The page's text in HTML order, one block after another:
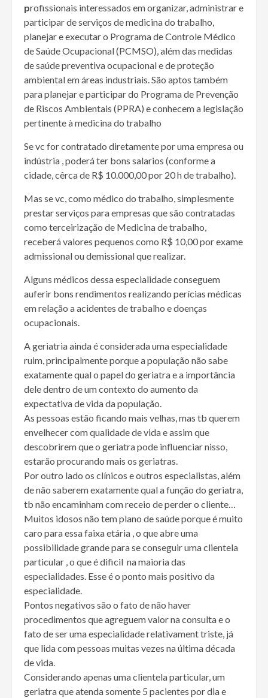
profissionais interessados em organizar, administrar e
participar de serviços de medicina do trabalho,
planejar e executar o Programa de Controle Médico
de Saúde Ocupacional (PCMSO), além das medidas
de saúde preventiva ocupacional e de proteção
ambiental em áreas industriais. São aptos também
para planejar e participar do Programa de Prevenção
de Riscos Ambientais (PPRA) e conhecem a legislação
pertinente à medicina do trabalho
Se vc for contratado diretamente por uma empresa ou
indústria , poderá ter bons salarios (conforme a
cidade, cêrca de R$ 10.000,00 por 20 h de trabalho).
Mas se vc, como médico do trabalho, simplesmente
prestar serviços para empresas que são contratadas
como terceirização de Medicina de trabalho,
receberá valores pequenos como R$ 10,00 por exame
admissional ou demissional que realizar.
Alguns médicos dessa especialidade conseguem
auferir bons rendimentos realizando perícias médicas
em relação a acidentes de trabalho e doenças
ocupacionais.
A geriatria ainda é considerada uma especialidade
ruim, principalmente porque a população não sabe
exatamente qual o papel do geriatra e a importância
dele dentro de um contexto do aumento da
expectativa de vida da população.
As pessoas estão ficando mais velhas, mas tb querem
envelhecer com qualidade de vida e assim que
descobrirem que o geriatra pode influenciar nisso,
estarão procurando mais os geriatras.
Por outro lado os clínicos e outros especialistas, além
de não saberem exatamente qual a função do geriatra,
tb não encaminham com receio de perder o cliente…
Muitos idosos não tem plano de saúde porque é muito
caro para essa faixa etária , o que abre uma
possibilidade grande para se conseguir uma clientela
particular , o que é dificil na maioria das
especialidades. Esse é o ponto mais positivo da
especialidade.
Pontos negativos são o fato de não haver
procedimentos que agreguem valor na consulta e o
fato de ser uma especialidade relativament triste, já
que lida com pessoas muitas vezes na última década
de vida.
Considerando apenas uma clientela particular, um
geriatra que atenda somente 5 pacientes por dia e